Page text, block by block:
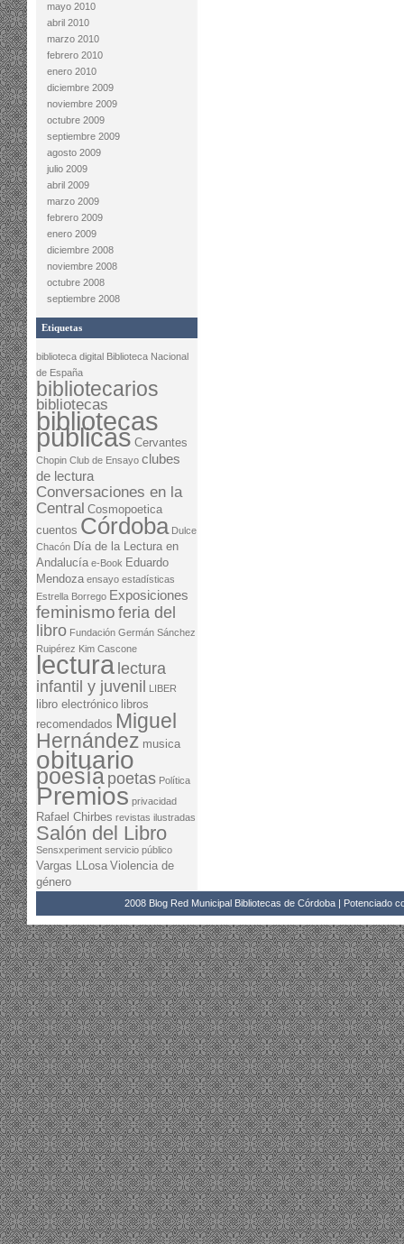
mayo 2010
abril 2010
marzo 2010
febrero 2010
enero 2010
diciembre 2009
noviembre 2009
octubre 2009
septiembre 2009
agosto 2009
julio 2009
abril 2009
marzo 2009
febrero 2009
enero 2009
diciembre 2008
noviembre 2008
octubre 2008
septiembre 2008
Etiquetas
biblioteca digital Biblioteca Nacional
de España
bibliotecarios
bibliotecas
bibliotecas
públicas Cervantes
Chopin Club de Ensayo clubes
de lectura
Conversaciones en la
Central Cosmopoetica
cuentos Córdoba Dulce
Chacón Día de la Lectura en
Andalucía e-Book Eduardo
Mendoza ensayo estadísticas
Estrella Borrego Exposiciones
feminismo feria del
libro Fundación Germán Sánchez
Ruipérez Kim Cascone
lectura lectura
infantil y juvenil
LIBER
libro electrónico libros
recomendados Miguel
Hernández musica
obituario
poesía poetas Política
Premios privacidad
Rafael Chirbes revistas ilustradas
Salón del Libro
Sensxperiment servicio público
Vargas LLosa Violencia de
género
2008 Blog Red Municipal Bibliotecas de Córdoba | Potenciado